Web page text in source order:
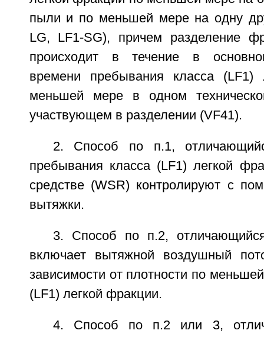
пыли и по меньшей мере на одну
LG, LF1-SG), причем разделение
происходит в течение в
времени пребывания класса (LF1)
меньшей мере в одном
участвующем в разделении (VF41).
2. Способ по п.1,
пребывания класса (LF1) легкой
средстве (WSR) контролируют с
вытяжки.
3. Способ по п.2,
включает вытяжной воздушный
зависимости от плотности по
(LF1) легкой фракции.
4. Способ по п.2 или 3,